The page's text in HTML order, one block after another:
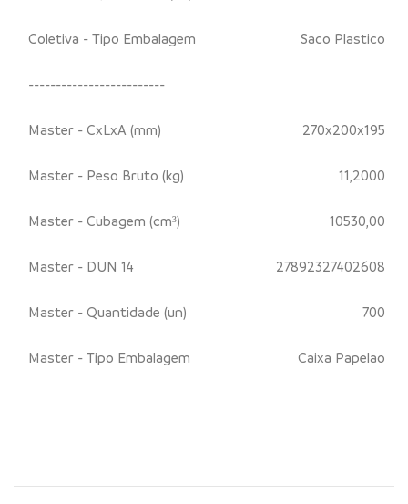
Coletiva - Tipo Embalagem Saco Plastico
-------------------------
Master - CxLxA (mm) 270x200x195
Master - Peso Bruto (kg) 11,2000
Master - Cubagem (cm³) 10530,00
Master - DUN 14 27892327402608
Master - Quantidade (un) 700
Master - Tipo Embalagem Caixa Papelao